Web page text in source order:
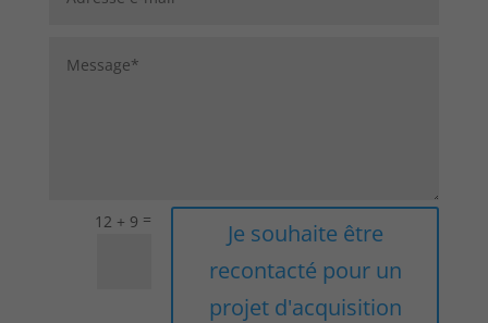
12 + 9 =
Je souhaite être
recontacté pour un
projet d'acquisition